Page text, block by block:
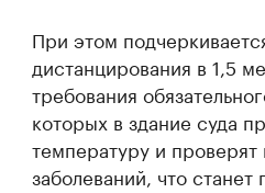
При этом
дистанцирования в 1,5
требования
которых в здание суда
температуру и
заболеваний, что